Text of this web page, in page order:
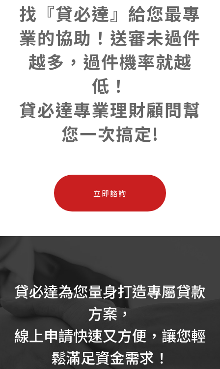
找『貸必達』給您最專
業的協助！送審未過件
越多，過件機率就越
低！
貸必達專業理財顧問幫
您一次搞定!
立即諮詢
貸必達為您量身打造專屬貸款
方案，
線上申請快速又方便，讓您輕
鬆滿足資金需求！